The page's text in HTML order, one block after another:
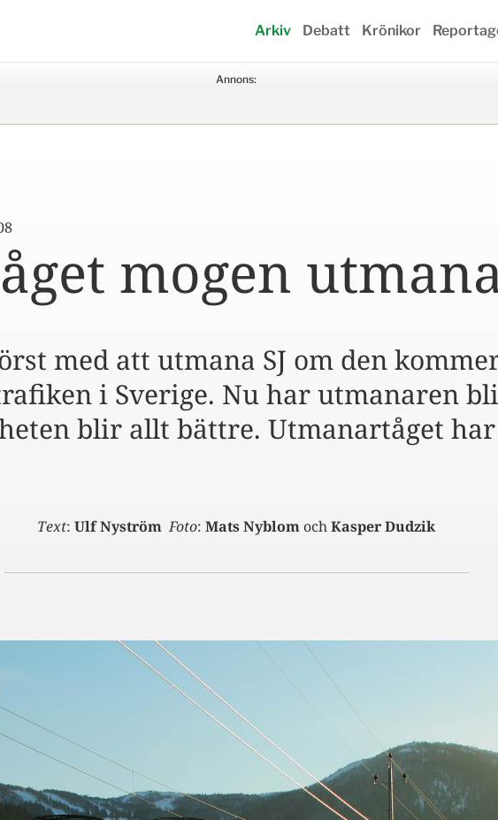
Arkiv Debatt Krönikor
Annons:
mogen
med att utmana SJ om den
i Sverige. Nu har utmanaren
blir allt bättre. Utmanartåget
Text: Ulf Nyström Foto: Mats Nyblom ochKasper Dudzik